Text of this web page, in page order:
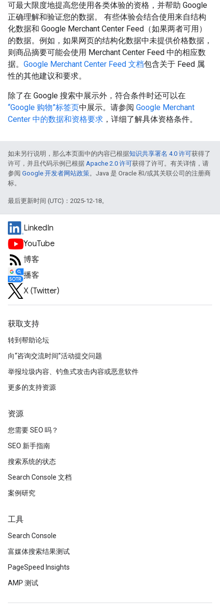
可最大限度地提高您使用各类体验的资格，并帮助 Google
正确理解和验证您的数据。 有些体验会结合使用来自结构
化数据和 Google Merchant Center Feed（如果两者可用）
的数据。例如，如果网页的结构化数据中未提供价格数据，
则商品摘要可能会使用 Merchant Center Feed 中的相应数
据。 Google Merchant Center Feed 文档包含关于 Feed 属
性的其他建议和要求。
除了在 Google 搜索中展示外，符合条件时还可以在
“Google 购物”标签页中展示。请参阅 Google Merchant
Center 中的数据和资格要求 ，详细了解具体资格条件。
如未另行说明，那么本页面中的内容已根据知识共享署名 4.0 许可获得了
许可，并且代码示例已根据 Apache 2.0 许可获得了许可。有关详情，请
参阅 Google 开发者网站政策。Java 是 Oracle 和/或其关联公司的注册商
标。
最后更新时间 (UTC)：2025-12-18。
LinkedIn
YouTube
博客
播客
X (Twitter)
获取支持
转到帮助论坛
向“咨询交流时间”活动提交问题
举报垃圾内容、钓鱼式攻击内容或恶意软件
更多的支持资源
资源
您需要 SEO 吗？
SEO 新手指南
搜索系统的状态
Search Console 文档
案例研究
工具
Search Console
富媒体搜索结果测试
PageSpeed Insights
AMP 测试